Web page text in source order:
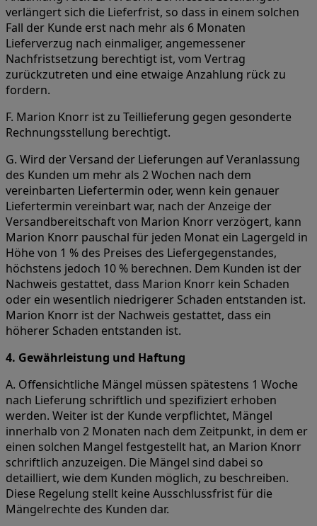
verlängert sich die Lieferfrist, so dass in einem solchen
Fall der Kunde erst nach mehr als 6 Monaten
Lieferverzug nach einmaliger, angemessener
Nachfristsetzung berechtigt ist, vom Vertrag
zurückzutreten und eine etwaige Anzahlung rück zu
fordern.
F. Marion Knorr ist zu Teillieferung gegen gesonderte
Rechnungsstellung berechtigt.
G. Wird der Versand der Lieferungen auf Veranlassung
des Kunden um mehr als 2 Wochen nach dem
vereinbarten Liefertermin oder, wenn kein genauer
Liefertermin vereinbart war, nach der Anzeige der
Versandbereitschaft von Marion Knorr verzögert, kann
Marion Knorr pauschal für jeden Monat ein Lagergeld in
Höhe von 1 % des Preises des Liefergegenstandes,
höchstens jedoch 10 % berechnen. Dem Kunden ist der
Nachweis gestattet, dass Marion Knorr kein Schaden
oder ein wesentlich niedrigerer Schaden entstanden ist.
Marion Knorr ist der Nachweis gestattet, dass ein
höherer Schaden entstanden ist.
4. Gewährleistung und Haftung
A. Offensichtliche Mängel müssen spätestens 1 Woche
nach Lieferung schriftlich und spezifiziert erhoben
werden. Weiter ist der Kunde verpflichtet, Mängel
innerhalb von 2 Monaten nach dem Zeitpunkt, in dem er
einen solchen Mangel festgestellt hat, an Marion Knorr
schriftlich anzuzeigen. Die Mängel sind dabei so
detailliert, wie dem Kunden möglich, zu beschreiben.
Diese Regelung stellt keine Ausschlussfrist für die
Mängelrechte des Kunden dar.